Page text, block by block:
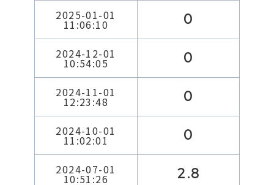
2025-01-01
11:06:10 0
2024-12-01
10:54:05 0
2024-11-01
12:23:48 0
2024-10-01
11:02:01 0
2024-07-01
10:51:26 2.8